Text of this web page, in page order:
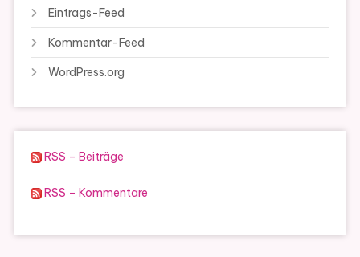
Eintrags-Feed
Kommentar-Feed
WordPress.org
RSS – Beiträge
RSS – Kommentare